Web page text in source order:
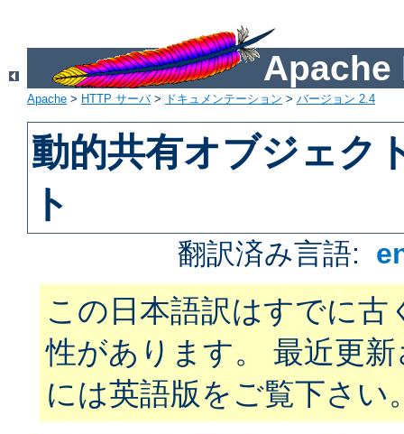
Apache
Apache > HTTP サーバ> ドキュメンテーション > バージョン 2.4
動的共有オブジェク
ト
翻訳済み言語:
この日本語訳はすでに古
性があります。 最近更
には英語版をご覧下さい